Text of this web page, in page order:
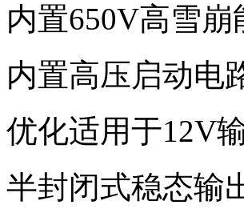
内置650V高雪
内置高压启动电
优化适用于12V
半封闭式稳态输